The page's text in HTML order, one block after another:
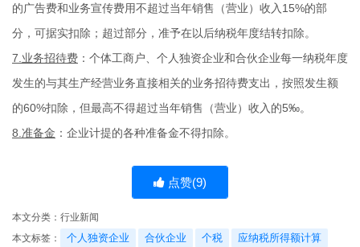
的广告费和业务宣传费用不超过当年销售（营业）收入15%的部
分，可据实扣除；超过部分，准予在以后纳税年度结转扣除。
7.业务招待费 ：个体工商户、个人独资企业和合伙企业每一纳税年度
发生的与其生产经营业务直接相关的业务招待费支出，按照发生额
的60%扣除，但最高不得超过当年销售（营业）收入的5‰。
8.准备金 ：企业计提的各种准备金不得扣除。
点赞(9)
本文分类： 行业新闻
本文标签：
个人独资企业 合伙企业 个税
应纳税所得额计算